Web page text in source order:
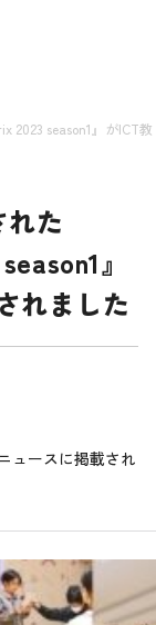
2023 season1』がICT教
れた
』
れました
ュースに掲載され